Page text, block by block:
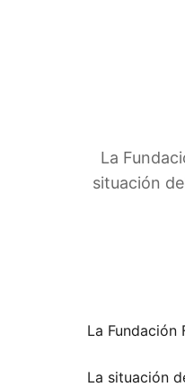
La
situación
La
La situación